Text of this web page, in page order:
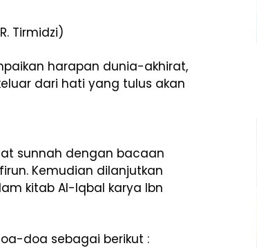
Tirmidzi)
harapan dunia-akhirat,
dari hati yang tulus akan
sunnah dengan bacaan
Kemudian dilanjutkan
kitab Al-Iqbal karya Ibn
doa sebagai berikut :